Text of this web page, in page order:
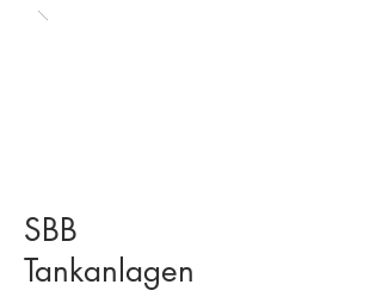
SBB
Tankanlagen